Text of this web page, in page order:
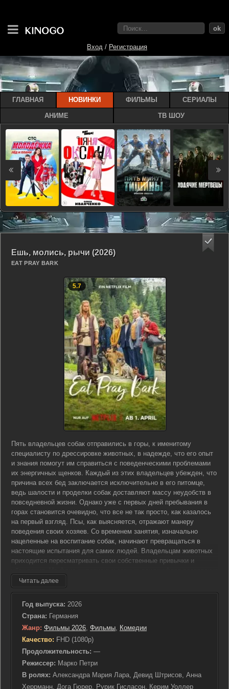
Ешь, молись, рычи (2026)
EAT PRAY BARK
5.7
Пять владельцев собак отправились в горы, к именитому
специалисту по дрессировке животных, в надежде, что его опыт
и знания помогут им справиться с поведенческими проблемами
их энергичных щенков. Каждый из этих владельцев убежден, что
причина всех бед заключается исключительно в его питомце,
ведь шалости и проделки собак доставляют массу неудобств в
повседневной жизни. Однако уже с первых дней пребывания в
горах становится очевидно, что все не так просто, как казалось
на первый взгляд. Псы, как выясняется, отражают манеру
поведения своих хозяев. Со временем занятия, изначально
нацеленные на воспитание собак, начинают превращаться в
настоящие испытания для самих людей. Владельцам животных
приходится пересматривать свои собственные привычки и
начинают раскрываться внутренние противоречия, слабые
стороны и допущенные ошибки, о которых раньше никто не
задумывался. Ясно становится одно: работа предстоит
непростая и касается она не только собак, но и их владельцев.
Само уединение среди гор, вдали от суеты повседневной жизни,
позволяет каждому человеку глубже заглянуть в себя. Здесь, в
удалении от привычной обстановки, обнажаются истинные
причины проблем в общении с питомцами. Хозяева понимают, что
друзьями, необходимо начать изменения с самих себя. По мере
проведения занятий, разбираясь в своём внутреннем мире, люди
начинают лучше понимать своих собак, а те, в свою очередь,
Читать далее
Год выпуска: 2026
Страна: Германия
Жанр: Фильмы 2026, Фильмы, Комедии
Качество: FHD (1080p)
Продолжительность: —
Режиссер: Марко Петри
В ролях: Александра Мария Лара, Девид Штрисов, Анна
Херрманн, Дога Гюрер, Рурик Гисласон, Керим Уоллер
ok
Вход / Регистрация
ГЛАВНАЯ НОВИНКИ ФИЛЬМЫ СЕРИАЛЫ
АНИМЕ ТВ ШОУ